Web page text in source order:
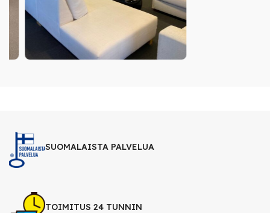
SUOMALAISTA PALVELUA
TOIMITUS 24 TUNNIN